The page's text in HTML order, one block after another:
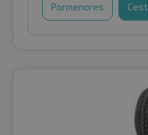
Pormenores